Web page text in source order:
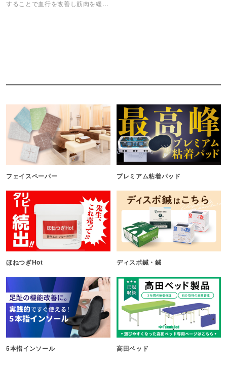
することで血行を改善し筋肉を緩和
フェイスペーパー プレミアム粘着パッド
ほねつぎHot ディスポ鍼・鍼
5本指インソール 高田ベッド